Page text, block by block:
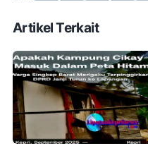
Artikel Terkait